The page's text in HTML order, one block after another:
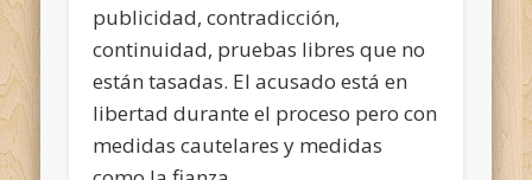
publicidad, contradicción,
continuidad, pruebas libres que no
están tasadas. El acusado está en
libertad durante el proceso pero con
medidas cautelares y medidas